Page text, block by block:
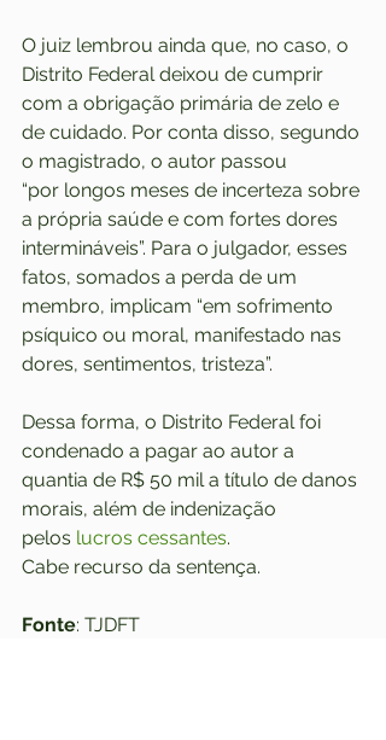
O juiz lembrou ainda que, no caso, o
Distrito Federal deixou de cumprir
com a obrigação primária de zelo e
de cuidado. Por conta disso, segundo
o magistrado, o autor passou
“por longos meses de incerteza sobre
a própria saúde e com fortes dores
intermináveis”. Para o julgador, esses
fatos, somados a perda de um
membro, implicam “em sofrimento
psíquico ou moral, manifestado nas
dores, sentimentos, tristeza”.
Dessa forma, o Distrito Federal foi
condenado a pagar ao autor a
quantia de R$ 50 mil a título de danos
morais, além de indenização
pelos lucros cessantes.
Cabe recurso da sentença.
Fonte: TJDFT